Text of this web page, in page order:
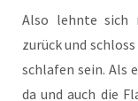
Also lehn­te sich
zurück und
schla­fen sein. Als
da und auch die